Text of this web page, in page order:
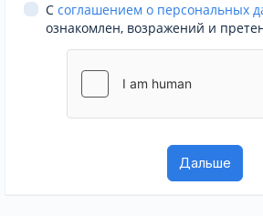
С соглашением о персональных
ознакомлен, возражений и